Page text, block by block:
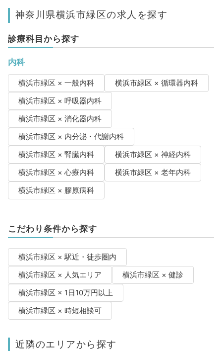
神奈川県横浜市緑区の求人を探す
診療科目から探す
内科
横浜市緑区 × 一般内科
横浜市緑区 × 循環器内科
横浜市緑区 × 呼吸器内科
横浜市緑区 × 消化器内科
横浜市緑区 × 内分泌・代謝内科
横浜市緑区 × 腎臓内科
横浜市緑区 × 神経内科
横浜市緑区 × 心療内科
横浜市緑区 × 老年内科
横浜市緑区 × 膠原病科
こだわり条件から探す
横浜市緑区 × 駅近・徒歩圏内
横浜市緑区 × 人気エリア
横浜市緑区 × 健診
横浜市緑区 × 1日10万円以上
横浜市緑区 × 時短相談可
近隣のエリアから探す